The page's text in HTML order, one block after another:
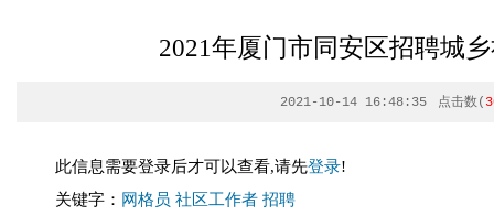
2021年厦门市同安区招聘城
2021-10-14 16:48:35 点击数(
此信息需要登录后才可以查看,请先登录!
关键字： 网格员 社区工作者 招聘